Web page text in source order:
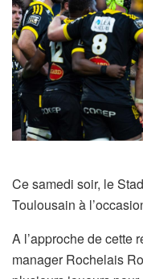
Ce samedi soir, le
Toulousain à
A l’approche de cette
manager Rochelais